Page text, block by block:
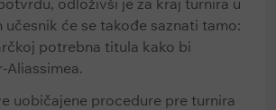
odloživši je za kraj turnira u
učesnik će se takođe saznati tamo:
potrebna titula kako bi
Aliassimea.
uobičajene procedure pre turnira